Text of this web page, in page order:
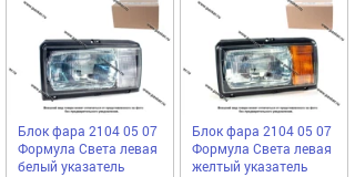
избранное
Блок фара 2104 05 07
Формула Света левая
белый указатель
Блок фара 2104 05 07
Формула Света левая
желтый указатель